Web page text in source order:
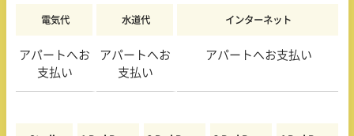
電気代 水道代 インターネット
アパートへお
支払い
アパートへお
支払い
アパートへお支払い